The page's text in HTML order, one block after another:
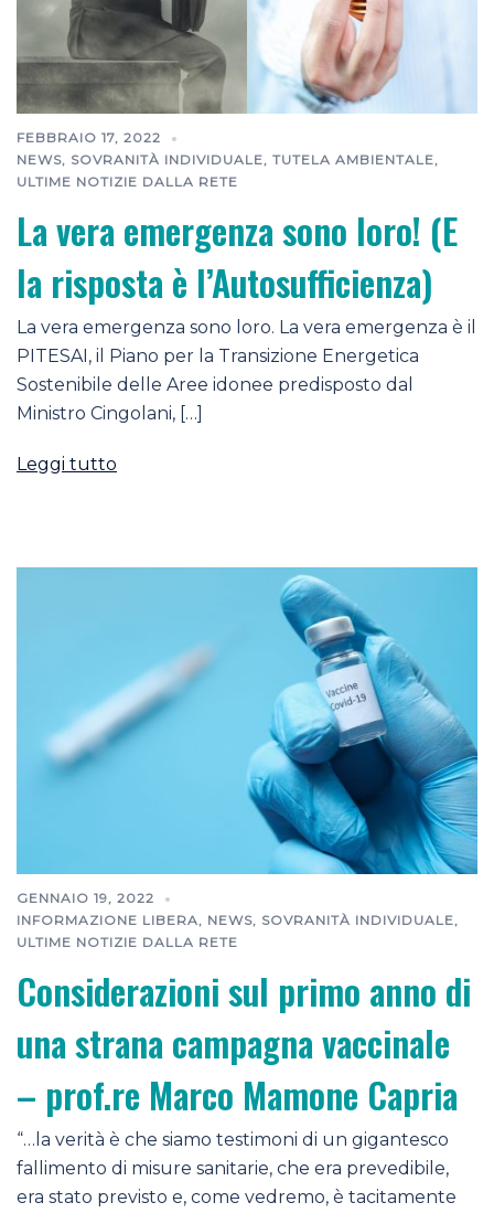
FEBBRAIO 17, 2022
NEWS, SOVRANITÀ INDIVIDUALE, TUTELA AMBIENTALE,
ULTIME NOTIZIE DALLA RETE
La vera emergenza sono loro! (E
la risposta è l’Autosufficienza)
La vera emergenza sono loro. La vera emergenza è il
PITESAI, il Piano per la Transizione Energetica
Sostenibile delle Aree idonee predisposto dal
Ministro Cingolani, […]
Leggi tutto
GENNAIO 19, 2022
INFORMAZIONE LIBERA, NEWS, SOVRANITÀ INDIVIDUALE,
ULTIME NOTIZIE DALLA RETE
Considerazioni sul primo anno di
una strana campagna vaccinale
– prof.re Marco Mamone Capria
“…la verità è che siamo testimoni di un gigantesco
fallimento di misure sanitarie, che era prevedibile,
era stato previsto e, come vedremo, è tacitamente